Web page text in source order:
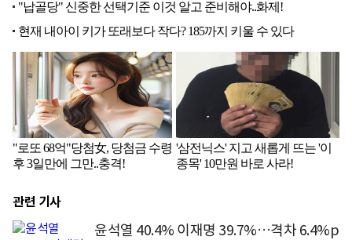
관련 기사
윤석열 40.4% 이재명 39.7%…격차 6.4%p